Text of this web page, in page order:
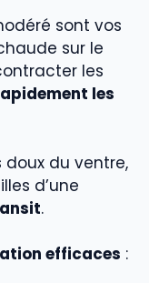
sont vos
sur le
les
les
du ventre,
d’une
.
efficaces :